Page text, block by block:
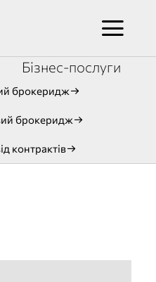
Бізнес-послуги
брокеридж
брокеридж
контрактів